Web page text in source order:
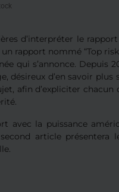
d’interpréter le rapport
rapport nommé “Top
qui s’annonce. Depuis
désireux d’en savoir
afin d’expliciter chacun
avec la puissance
article présentera